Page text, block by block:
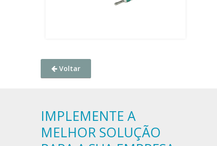
Voltar
IMPLEMENTE A
MELHOR SOLUÇÃO